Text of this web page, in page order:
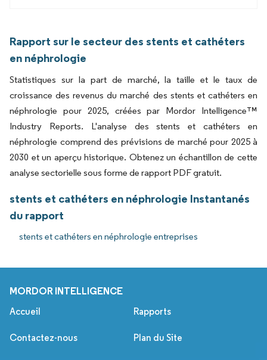
Rapport sur le secteur des stents et cathéters
en néphrologie
Statistiques sur la part de marché, la taille et le taux de
croissance des revenus du marché des stents et cathéters en
néphrologie pour 2025, créées par Mordor Intelligence™
Industry Reports. L'analyse des stents et cathéters en
néphrologie comprend des prévisions de marché pour 2025 à
2030 et un aperçu historique. Obtenez un échantillon de cette
analyse sectorielle sous forme de rapport PDF gratuit.
stents et cathéters en néphrologie Instantanés
du rapport
stents et cathéters en néphrologie entreprises
MORDOR INTELLIGENCE
Accueil Rapports
Contactez-nous Plan du Site